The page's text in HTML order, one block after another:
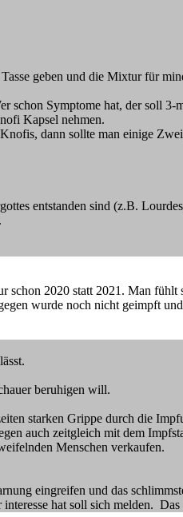
geben und die Mixtur für
schon Symptome hat, der soll 3-
Kapsel nehmen.
dann sollte man einige
entstanden sind (z.B.
schon 2020 statt 2021. Man
wurde noch nicht geimpft
beruhigen will.
starken Grippe durch die
auch zeitgleich mit dem
Menschen verkaufen.
eingreifen und das
hat soll sich melden.